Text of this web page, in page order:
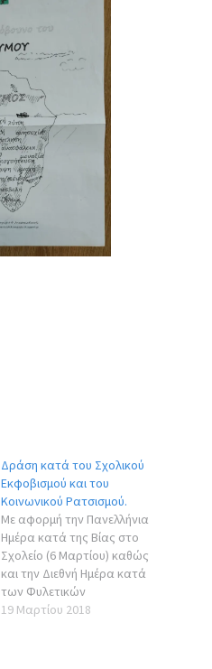
Δράση κατά του Σχολικού
Εκφοβισμού και του
Κοινωνικού Ρατσισμού.
Με αφορμή την Πανελλήνια
Ημέρα κατά της Βίας στο
Σχολείο (6 Μαρτίου) καθώς
και την Διεθνή Ημέρα κατά
των Φυλετικών
Διακρίσεων (21 Μαρτίου), o
19 Μαρτίου 2018